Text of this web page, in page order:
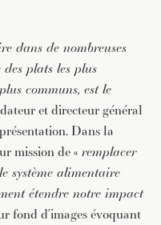
dans de nombreuses
plats les plus
communs, est le
et directeur général
Dans la
mission de « remplacer
système alimentaire
étendre notre impact
fond d’images évoquant